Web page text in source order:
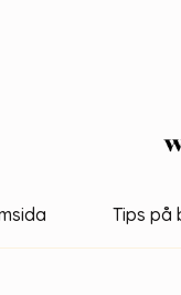
Tips på